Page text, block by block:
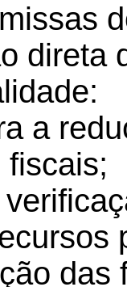
direta
a
fiscais;
das